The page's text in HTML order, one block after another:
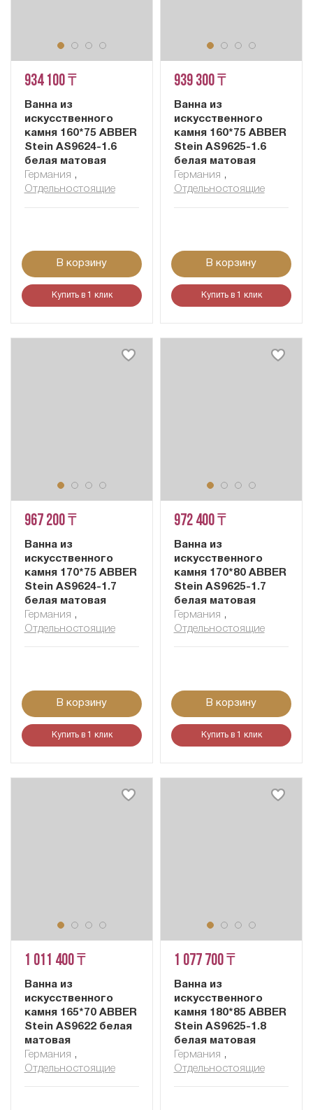
934 100 ₸
Ванна из
искусственного
камня 160*75 ABBER
Stein AS9624-1.6
белая матовая
Германия ,
Отдельностоящие
В корзину
Купить в 1 клик
939 300 ₸
Ванна из
искусственного
камня 160*75 ABBER
Stein AS9625-1.6
белая матовая
Германия ,
Отдельностоящие
В корзину
Купить в 1 клик
967 200 ₸
Ванна из
искусственного
камня 170*75 ABBER
Stein AS9624-1.7
белая матовая
Германия ,
Отдельностоящие
В корзину
Купить в 1 клик
972 400 ₸
Ванна из
искусственного
камня 170*80 ABBER
Stein AS9625-1.7
белая матовая
Германия ,
Отдельностоящие
В корзину
Купить в 1 клик
1 011 400 ₸
Ванна из
искусственного
камня 165*70 ABBER
Stein AS9622 белая
матовая
Германия ,
Отдельностоящие
1 077 700 ₸
Ванна из
искусственного
камня 180*85 ABBER
Stein AS9625-1.8
белая матовая
Германия ,
Отдельностоящие